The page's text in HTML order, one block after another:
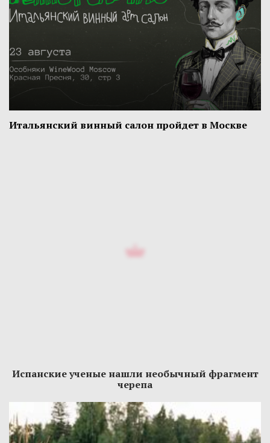
Итальянский винный салон пройдет в Москве
Испанские ученые нашли необычный фрагмент
черепа